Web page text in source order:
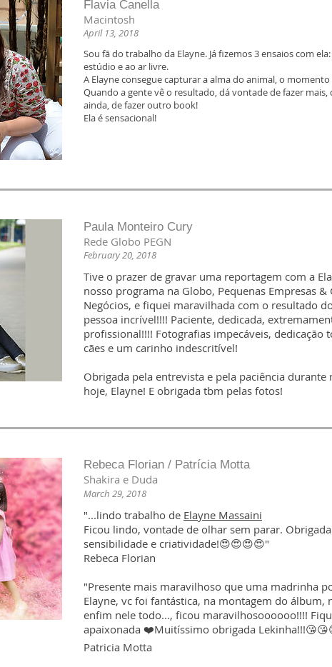
Flavia Canella
Macintosh
April 13, 2018
Sou fã do trabalho da Elayne. Já fizemos 3 ensaios com
estúdio e ao ar livre.
A Elayne consegue capturar a alma do animal, o
Quando a gente vê o resultado, dá vontade de fazer
ainda, de fazer outro book!
Ela é sensacional!
Paula Monteiro Cury
Rede Globo PEGN
February 20, 2018
Tive o prazer de gravar uma reportagem com a
nosso programa na Globo, Pequenas Empresas &
Negócios, e fiquei maravilhada com o resultado
pessoa incrível!!!! Paciente, dedicada,
profissional!!!! Fotografias impecáveis, dedicação
cães e um carinho indescritível!
Obrigada pela entrevista e pela paciência durante
hoje, Elayne! E obrigada tbm pelas fotos!
Rebeca Florian / Patrícia Motta
Shakira e Duda
March 29, 2018
"...lindo trabalho de Elayne Massaini
Ficou lindo, vontade de olhar sem parar.
sensibilidade e criatividade!😍😍😍😍"
Rebeca Florian
"Presente mais maravilhoso que uma madrinha
Elayne, vc foi fantástica, na montagem do álbum,
enfim nele todo..., ficou maravilhosoooooo!!!!
apaixonada ❤️Muitíssimo obrigada
Patricia Motta